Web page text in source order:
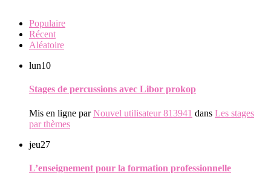
Populaire
Récent
Aléatoire
lun10
Stages de percussions avec Libor prokop
Mis en ligne parNouvel utilisateur 813941 dans Les stages
par thèmes
jeu27
L’enseignement pour la formation professionnelle